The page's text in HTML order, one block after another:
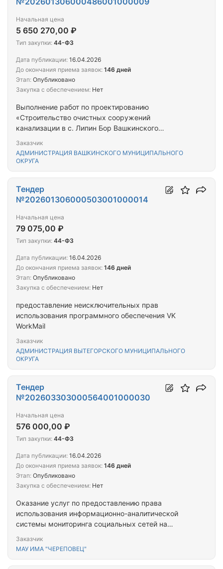
Выполнение работ по проектированию
«Строительство очистных сооружений
канализации в с. Липин Бор Вашкинского
канализационной сетью выпусков № 1,2,3,4»
Заказчик
АДМИНИСТРАЦИЯ ВАШКИНСКОГО МУНИЦИПАЛЬНОГО
ОКРУГА
Начальная цена
5 650 270,00 ₽
Тип закупки: 44-ФЗ
Дата публикации: 16.04.2026
До окончания приема заявок: 146 дней
Этап: Опубликовано
Закупка с обеспечением: Нет
предоставление неисключительных прав
использования программного обеспечения VK
WorkMail
Заказчик
АДМИНИСТРАЦИЯ ВЫТЕГОРСКОГО МУНИЦИПАЛЬНОГО
ОКРУГА
Тендер
№202601306000503001000014
Начальная цена
79 075,00 ₽
Тип закупки: 44-ФЗ
Дата публикации: 16.04.2026
До окончания приема заявок: 146 дней
Этап: Опубликовано
Закупка с обеспечением: Нет
Оказание услуг по предоставлению права
использования информационно-аналитической
системы мониторинга социальных сетей на
Заказчик
МАУ ИМА "ЧЕРЕПОВЕЦ"
Тендер
№202603303000564001000030
Начальная цена
576 000,00 ₽
Тип закупки: 44-ФЗ
Дата публикации: 16.04.2026
До окончания приема заявок: 146 дней
Этап: Опубликовано
Закупка с обеспечением: Нет